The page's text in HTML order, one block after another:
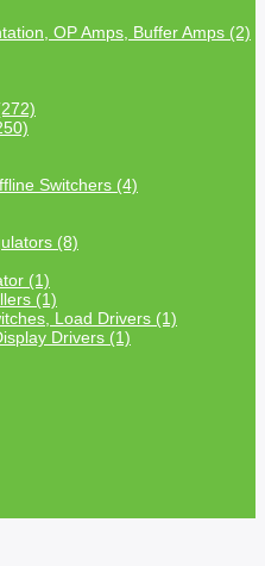
OP Amps, Buffer Amps (2)
Switchers (4)
(8)
(1)
(1)
Load Drivers (1)
Drivers (1)